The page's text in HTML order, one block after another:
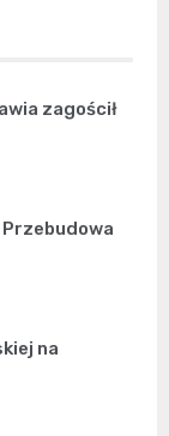
zagościł
na